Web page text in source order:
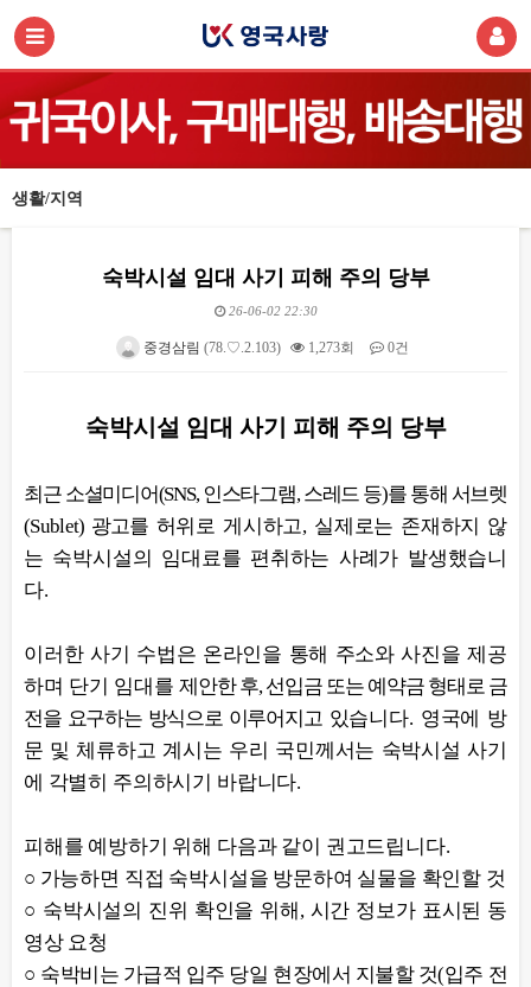
생활/지역
숙박시설 임대 사기 피해 주의 당부
26-06-02 22:30
중경삼림 (78.♡.2.103) 1,273회 0건
숙박시설 임대 사기 피해 주의 당부
최근 소셜미디어(SNS, 인스타그램, 스레드 등)를 통해 서브렛
(Sublet) 광고를 허위로 게시하고, 실제로는 존재하지 않
는 숙박시설의 임대료를 편취하는 사례가 발생했습니
다.
이러한 사기 수법은 온라인을 통해 주소와 사진을 제공
하며 단기 임대를제안한 후, 선입금 또는 예약금 형태로 금
전을 요구하는 방식으로 이루어지고 있습니다. 영국에 방
문 및 체류하고 계시는 우리 국민께서는 숙박시설 사기
에 각별히 주의하시기 바랍니다.
피해를 예방하기 위해 다음과 같이 권고드립니다.
○ 가능하면 직접 숙박시설을 방문하여 실물을 확인할 것
○ 숙박시설의 진위 확인을 위해, 시간 정보가 표시된 동
영상 요청
○ 숙박비는 가급적 입주 당일 현장에서 지불할 것(입주 전